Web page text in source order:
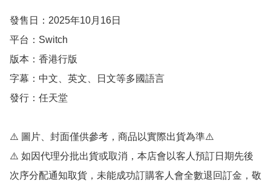
發售日：2025年10月16日
平台：Switch
版本：香港行版
字幕：中文、英文、日文等多國語言
發行：任天堂
⚠️ 圖片、封面僅供參考，商品以實際出貨為準⚠️
⚠️ 如因代理分批出貨或取消，本店會以客人預訂日期先後
次序分配通知取貨，未能成功訂購客人會全數退回訂金，敬